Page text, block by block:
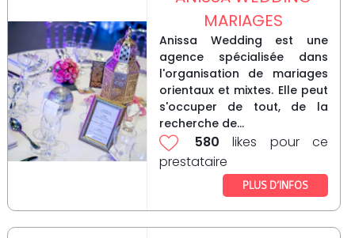
MARIAGES
Anissa Wedding est une
agence spécialisée dans
l'organisation de mariages
orientaux et mixtes. Elle peut
s'occuper de tout, de la
recherche de...
580 likes pour ce
prestataire
PLUS D’INFOS